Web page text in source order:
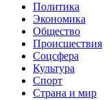
Политика
Экономика
Общество
Происшествия
Соцсфера
Культура
Спорт
Страна и мир